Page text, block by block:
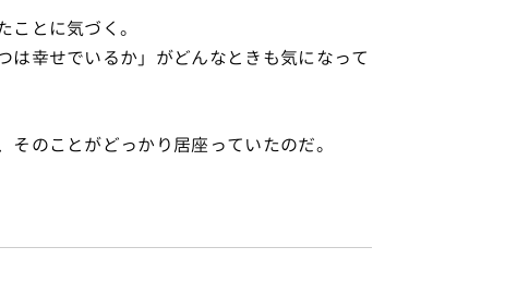
とに気づく。
幸せでいるか」がどんなときも気になって
のことがどっかり居座っていたのだ。